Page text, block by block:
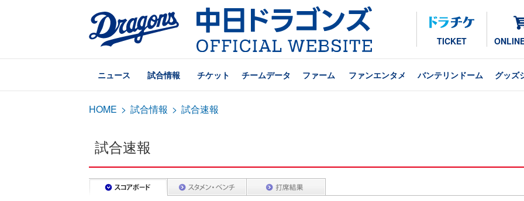
TICKET
ニュース 試合情報 チケット チームデータ ファーム ファンエンタメ バンテリンドーム グッズ
HOME > 試合情報 > 試合速報
試合速報